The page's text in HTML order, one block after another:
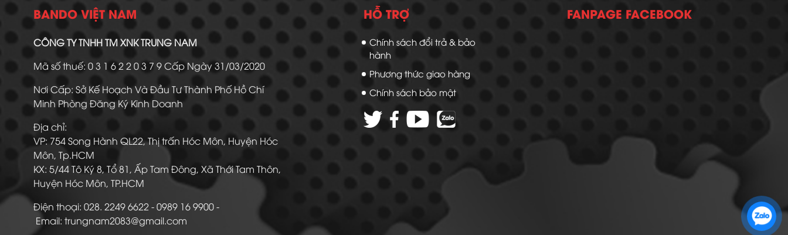
BANDO VIỆT NAM
CÔNG TY TNHH TM XNK TRUNG NAM
Mã số thuế: 0 3 1 6 2 2 0 3 7 9 Cấp Ngày 31/03/2020
Nơi Cấp: Sở Kế Hoạch Và Đầu Tư Thành Phố Hồ Chí
Minh Phòng Đăng Ký Kinh Doanh
Địa chỉ:
VP: 754 Song Hành QL22, Thị trấn Hóc Môn, Huyện Hóc
Môn, Tp.HCM
KX: 5/44 Tô Ký 8, Tổ 81, Ấp Tam Đông, Xã Thới Tam Thôn,
Huyện Hóc Môn, TP.HCM
Điện thoại: 028. 2249 6622 - 0989 16 9900 -
Email: trungnam2083@gmail.com
HỖ TRỢ
Chính sách đổi trả & bảo
hành
Phương thức giao hàng
Chính sách bảo mật
FANPAGE FACEBOOK
Zalo 2: 0972 14 9900